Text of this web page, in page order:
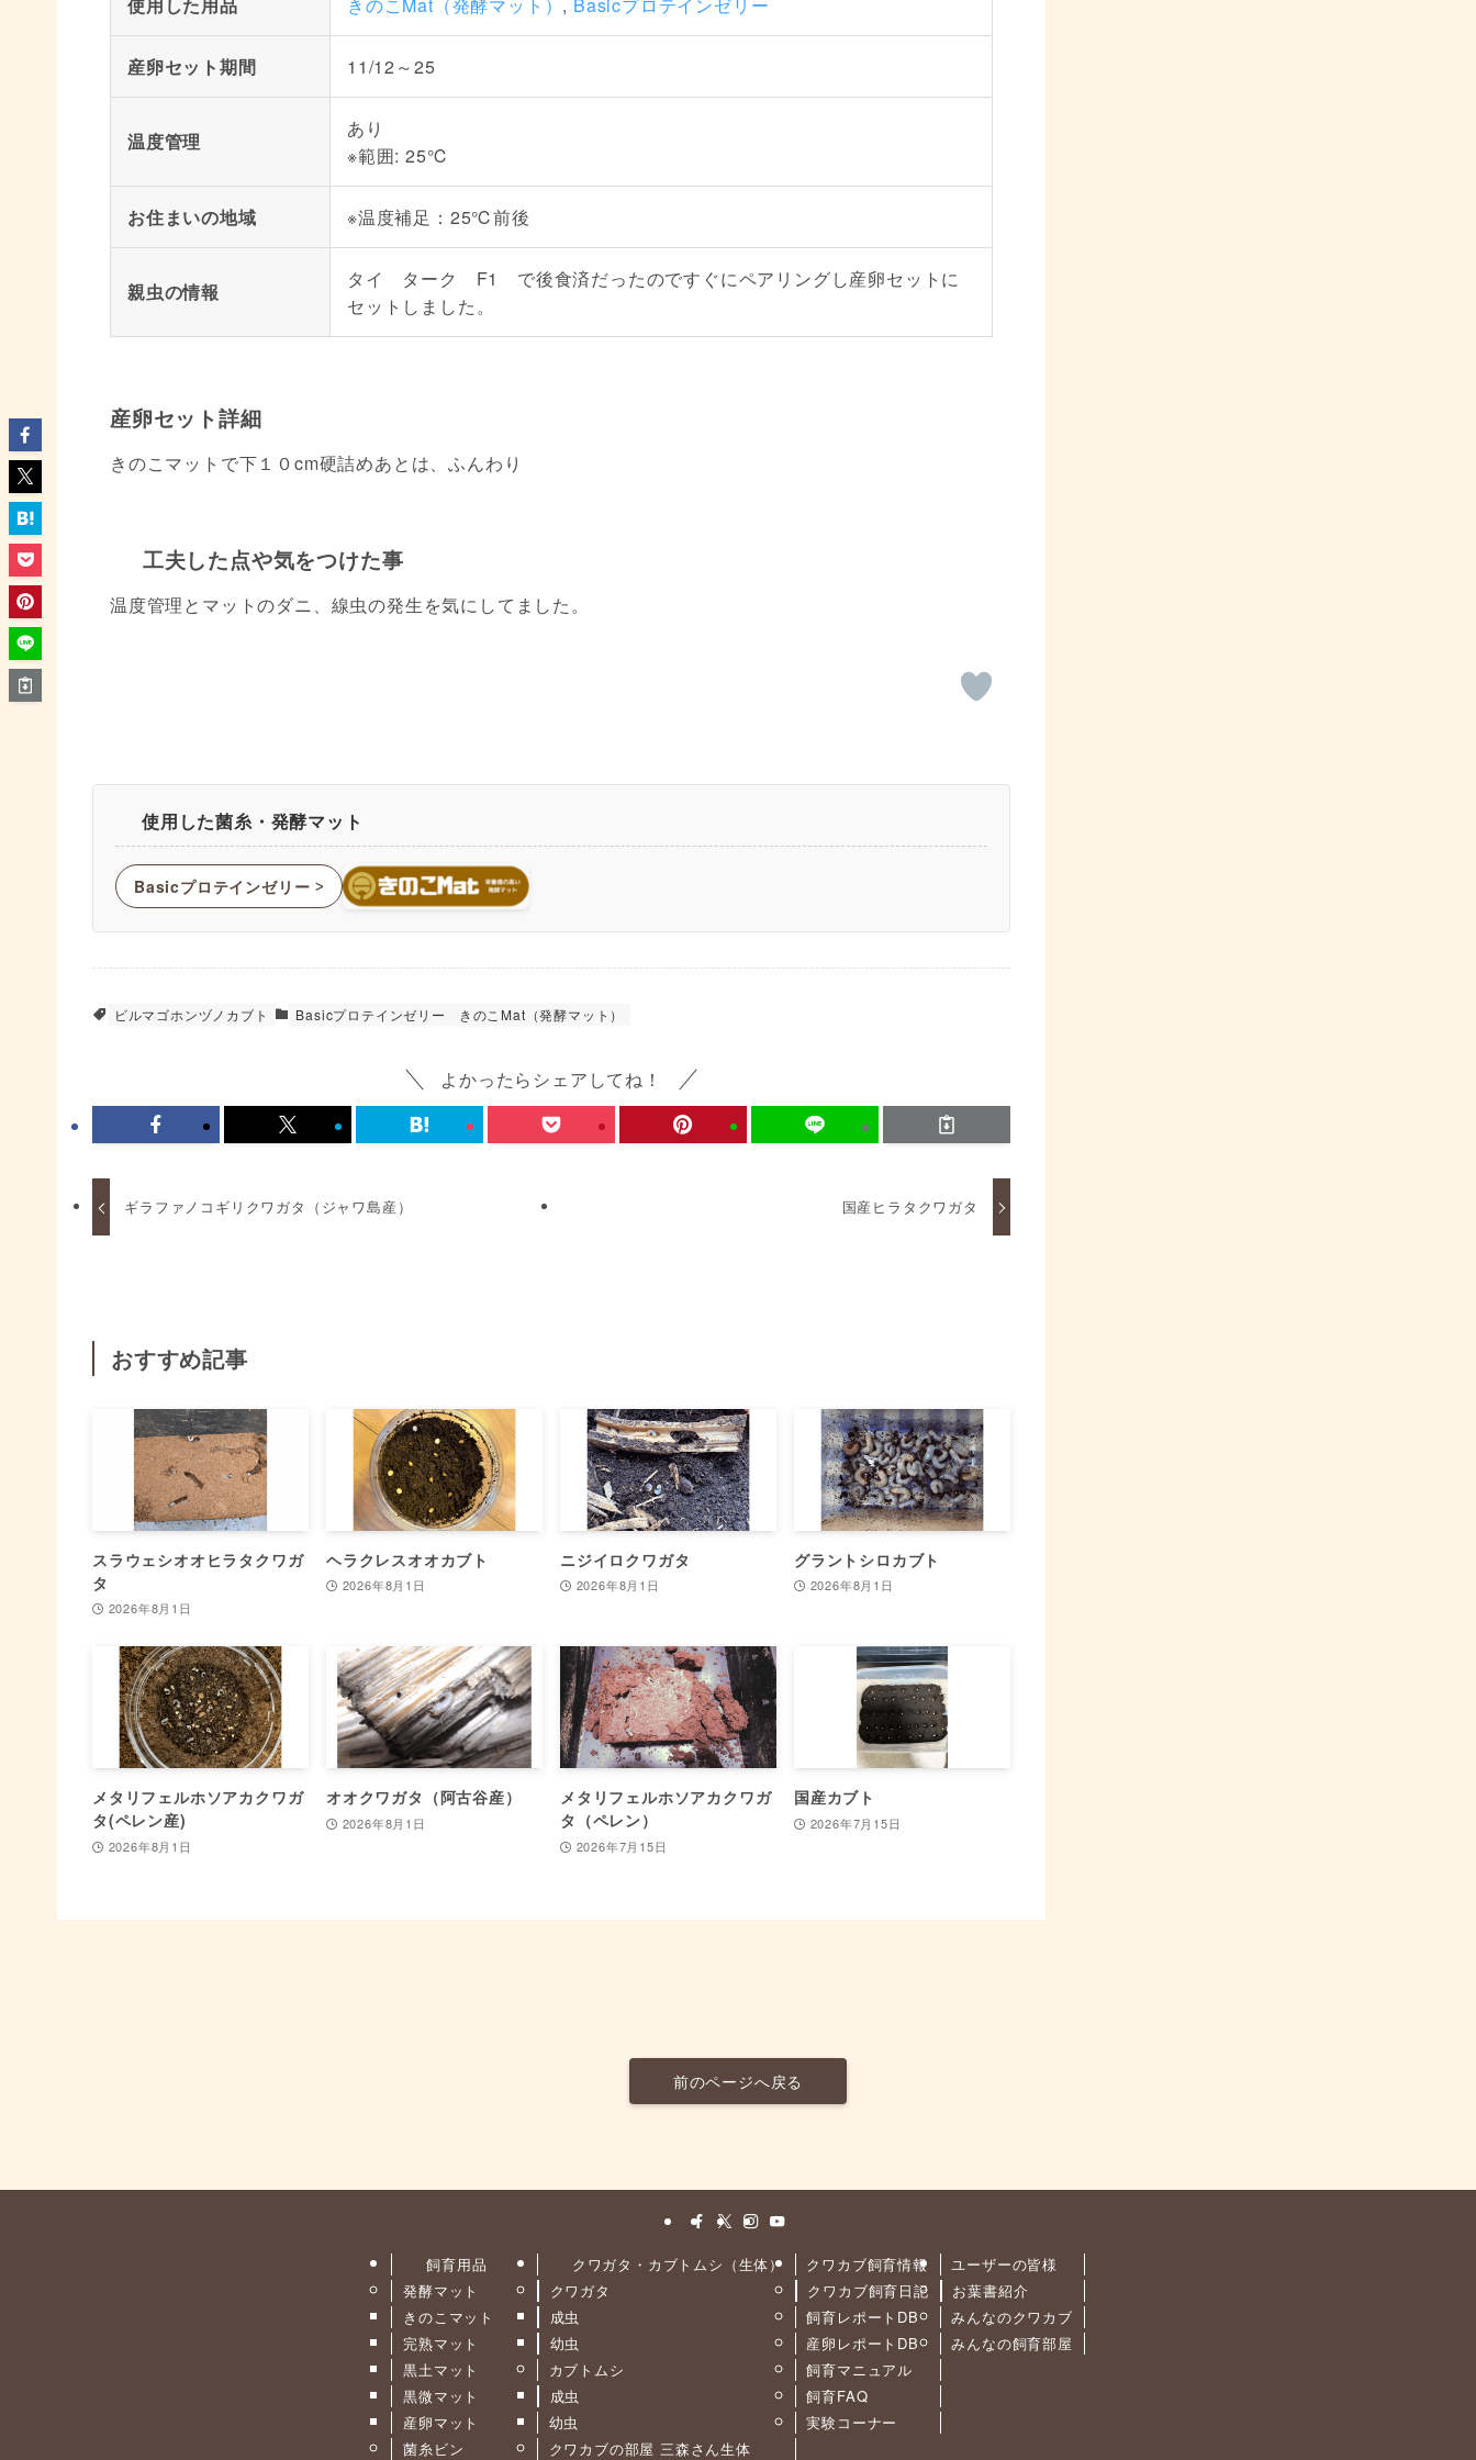
産卵セット期間 11/12～25
温度管理
あり
※範囲: 25℃
お住まいの地域 ※温度補足：25℃前後
親虫の情報
タイ ターク F1 で後食済だったのですぐにペアリングし産卵セットに
セットしました。
産卵セット詳細
きのこマットで下１０cm硬詰めあとは、ふんわり
工夫した点や気をつけた事
温度管理とマットのダニ、線虫の発生を気にしてました。
使用した菌糸・発酵マット
Basicプロテインゼリー ᐳ
ビルマゴホンヅノカブト Basicプロテインゼリー きのこMat（発酵マット）
よかったらシェアしてね！
ギラファノコギリクワガタ（ジャワ島産） 国産ヒラタクワガタ
おすすめ記事
スラウェシオオヒラタクワガ
タ
2026年8月1日
ヘラクレスオオカブト
2026年8月1日
ニジイロクワガタ
2026年8月1日
グラントシロカブト
2026年8月1日
メタリフェルホソアカクワガ
タ(ペレン産)
2026年8月1日
オオクワガタ（阿古谷産）
2026年8月1日
メタリフェルホソアカクワガ
タ（ペレン）
2026年7月15日
国産カブト
2026年7月15日
前のページへ戻る
飼育用品
発酵マット
きのこマット
完熟マット
黒土マット
黒微マット
産卵マット
菌糸ビン
クワガタ・カブトムシ（生体）
クワガタ
成虫
幼虫
カブトムシ
成虫
幼虫
クワカブの部屋 三森さん生体
クワカブ飼育情報
クワカブ飼育日記
飼育レポートDB
産卵レポートDB
飼育マニュアル
飼育FAQ
実験コーナー
ユーザーの皆様
お葉書紹介
みんなのクワカブ
みんなの飼育部屋